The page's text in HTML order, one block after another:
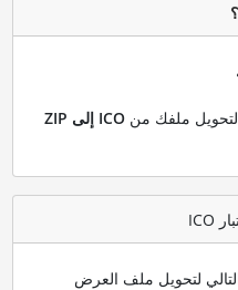
ICO إلى ZIP
لتحويل ملف العرض